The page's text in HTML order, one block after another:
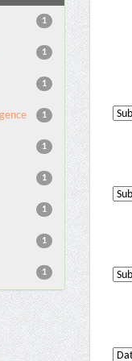
1
1
1
1
1
1
1
1
1